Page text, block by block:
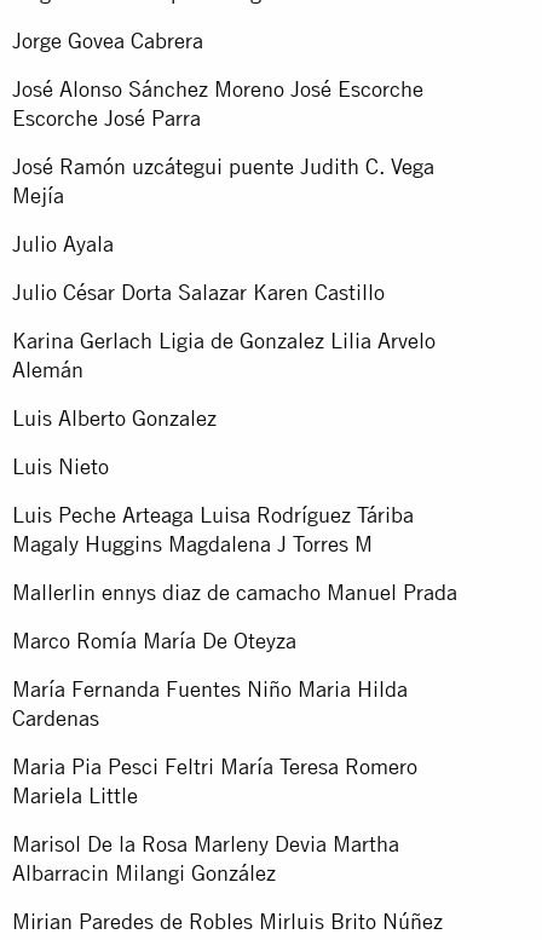
Jorge Govea Cabrera
José Alonso Sánchez Moreno José Escorche
Escorche José Parra
José Ramón uzcátegui puente Judith C. Vega
Mejía
Julio Ayala
Julio César Dorta Salazar Karen Castillo
Karina Gerlach Ligia de Gonzalez Lilia Arvelo
Alemán
Luis Alberto Gonzalez
Luis Nieto
Luis Peche Arteaga Luisa Rodríguez Táriba
Magaly Huggins Magdalena J Torres M
Mallerlin ennys diaz de camacho Manuel Prada
Marco Romía María De Oteyza
María Fernanda Fuentes Niño Maria Hilda
Cardenas
Maria Pia Pesci Feltri María Teresa Romero
Mariela Little
Marisol De la Rosa Marleny Devia Martha
Albarracin Milangi González
Mirian Paredes de Robles Mirluis Brito Núñez